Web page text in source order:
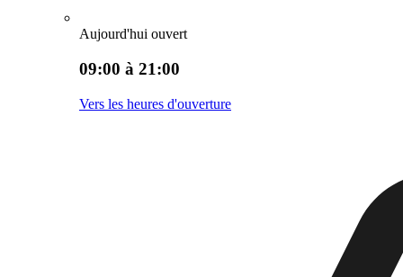
Aujourd'hui ouvert
09:00 à 21:00
Vers les heures d'ouverture